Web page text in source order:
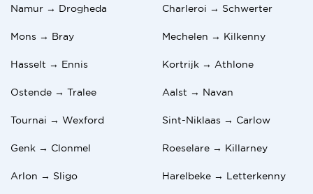
Namur → Drogheda Charleroi → Schwerter
Mons → Bray Mechelen → Kilkenny
Hasselt → Ennis Kortrijk → Athlone
Ostende → Tralee Aalst → Navan
Tournai → Wexford Sint-Niklaas → Carlow
Genk → Clonmel Roeselare → Killarney
Arlon → Sligo Harelbeke → Letterkenny